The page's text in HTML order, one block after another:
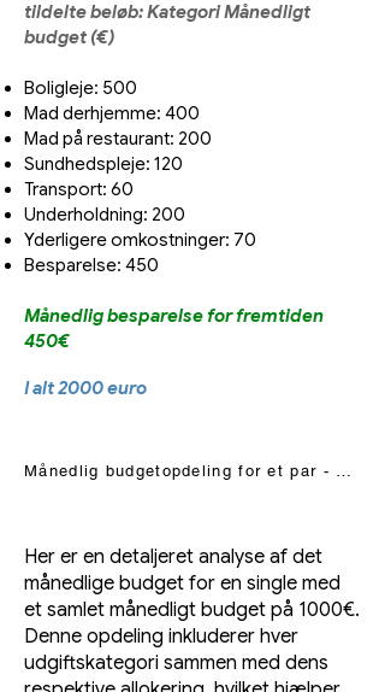
tildelte beløb:Kategori Månedligt
budget (€)
Boligleje: 500
Mad derhjemme: 400
Mad på restaurant: 200
Sundhedspleje: 120
Transport: 60
Underholdning: 200
Yderligere omkostninger: 70
Besparelse: 450
Månedlig besparelse for fremtiden
450€
I alt 2000 euro
Her er en detaljeret analyse af det
månedlige budget for en single med
et samlet månedligt budget på 1000€.
Denne opdeling inkluderer hver
udgiftskategori sammen med dens